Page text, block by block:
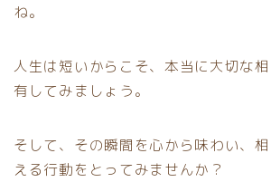
ね。
人生は短いからこそ、本当に大切な
有してみましょう。
そして、その瞬間を心から味わい、
える行動をとってみませんか？